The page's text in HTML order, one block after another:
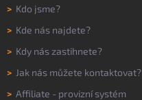
> Kdo jsme?
> Kde nás najdete?
> Kdy nás zastihnete?
> Jak nás můžete kontaktovat?
> Affiliate - provizní systém